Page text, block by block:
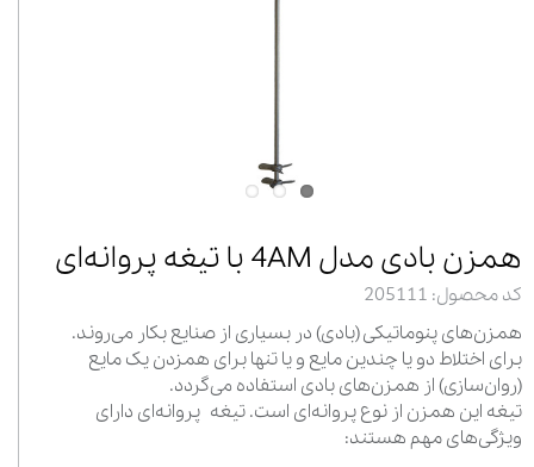
همزن بادی مدل 4AM با تیغه پروانه‌ای
کد محصول: 205111
همزن‌های پنوماتیکی (بادی) در بسیاری از صنایع بکار می‌روند.
برای اختلاط دو یا چندین مایع و یا تنها برای همزدن یک مایع
(روان‌سازی) از همزن‌های بادی استفاده می‌گردد.
تیغه این همزن از نوع پروانه‌ای است. تیغه پروانه‌ای دارای
ویژگی‌های مهم هستند: